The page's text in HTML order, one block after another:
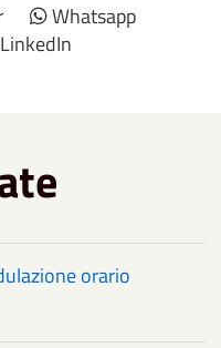
Whatsapp
LinkedIn
orario